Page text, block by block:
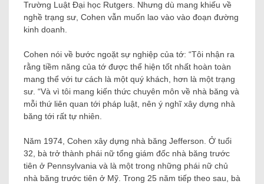
Trường Luật Đại học Rutgers. Nhưng dù mang khiếu về
nghề trạng sư, Cohen vẫn muốn lao vào vào đoạn đường
kinh doanh.
Cohen nói về bước ngoặt sự nghiệp của tớ: “Tôi nhận ra
rằng tiềm năng của tớ được thể hiện tốt nhất hoàn toàn
mang thể với tư cách là một quý khách, hơn là một trạng
sư. “Và vì tôi mang kiến ​​thức chuyên môn về nhà băng và
mỗi thứ liên quan tới pháp luật, nên ý nghĩ xây dựng nhà
băng tới rất tự nhiên.
Năm 1974, Cohen xây dựng nhà băng Jefferson. Ở tuổi
32, bà trở thành phái nữ tổng giám đốc nhà băng trước
tiên ở Pennsylvania và là một trong những phái nữ chủ
nhà băng trước tiên ở Mỹ. Trong 25 năm tiếp theo sau, bà